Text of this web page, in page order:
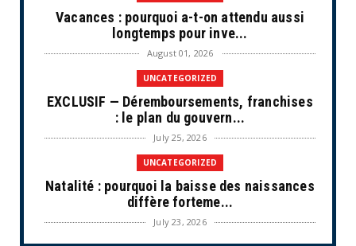
Vacances : pourquoi a-t-on attendu aussi
longtemps pour inve...
August 01, 2026
UNCATEGORIZED
EXCLUSIF — Déremboursements, franchises
: le plan du gouvern...
July 25, 2026
UNCATEGORIZED
Natalité : pourquoi la baisse des naissances
diffère forteme...
July 23, 2026